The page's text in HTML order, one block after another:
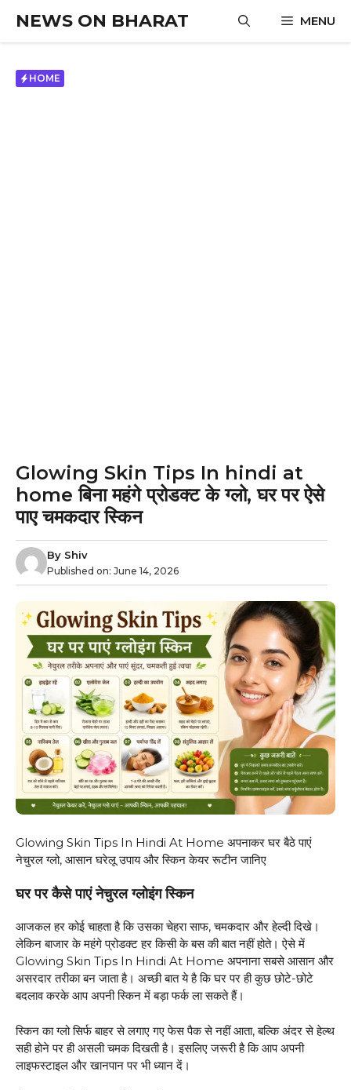
content
NEWS ON BHARAT MENU
HOME
Glowing Skin Tips In hindi at
home बिना महंगे प्रोडक्ट के ग्लो, घर पर ऐसे
पाए चमकदार स्किन
By Shiv
Published on: June 14, 2026
Glowing Skin Tips In Hindi At Home अपनाकर घर बैठे पाएं
नेचुरल ग्लो, आसान घरेलू उपाय और स्किन केयर रूटीन जानिए
घर पर कैसे पाएं नेचुरल ग्लोइंग स्किन
आजकल हर कोई चाहता है कि उसका चेहरा साफ, चमकदार और हेल्दी दिखे।
लेकिन बाजार के महंगे प्रोडक्ट हर किसी के बस की बात नहीं होते। ऐसे में
Glowing Skin Tips In Hindi At Home अपनाना सबसे आसान और
असरदार तरीका बन जाता है। अच्छी बात ये है कि घर पर ही कुछ छोटे-छोटे
बदलाव करके आप अपनी स्किन में बड़ा फर्क ला सकते हैं।
स्किन का ग्लो सिर्फ बाहर से लगाए गए फेस पैक से नहीं आता, बल्कि अंदर से हेल्थ
सही होने पर ही असली चमक दिखती है। इसलिए जरूरी है कि आप अपनी
लाइफस्टाइल और खानपान पर भी ध्यान दें।